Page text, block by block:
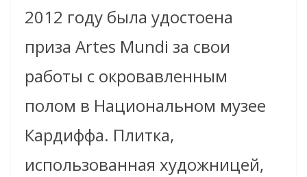
2012 году была удостоена
приза Artes Mundi за свои
работы с окровавленным
полом в Национальном музее
Кардиффа. Плитка,
использованная художницей,